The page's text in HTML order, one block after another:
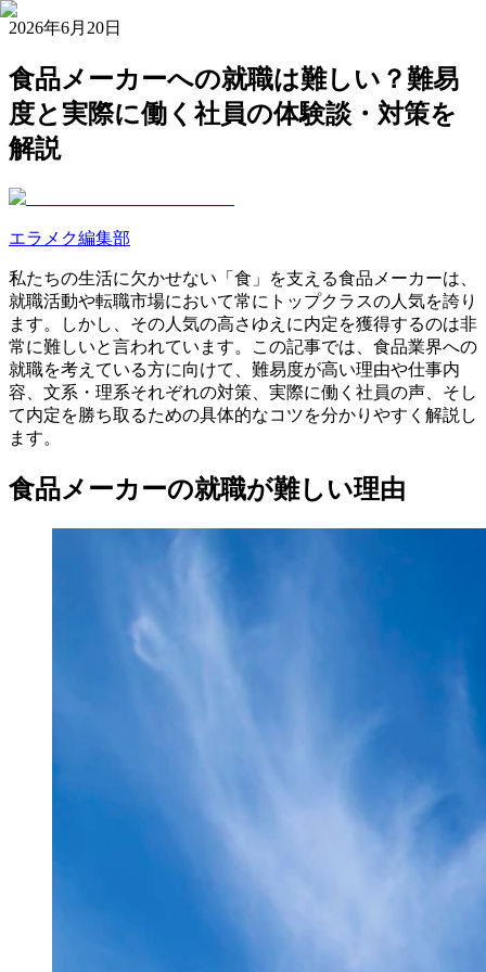
2026年6月20日
食品メーカーへの就職は難しい？難易
度と実際に働く社員の体験談・対策を
解説
エラメク編集部
私たちの生活に欠かせない「食」を支える食品メーカーは、
就職活動や転職市場において常にトップクラスの人気を誇り
ます。しかし、その人気の高さゆえに内定を獲得するのは非
常に難しいと言われています。この記事では、食品業界への
就職を考えている方に向けて、難易度が高い理由や仕事内
容、文系・理系それぞれの対策、実際に働く社員の声、そし
て内定を勝ち取るための具体的なコツを分かりやすく解説し
ます。
食品メーカーの就職が難しい理由